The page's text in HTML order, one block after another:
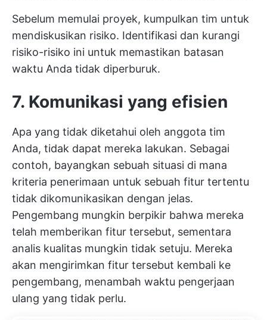
Sebelum memulai proyek, kumpulkan tim untuk
mendiskusikan risiko. Identifikasi dan kurangi
risiko-risiko ini untuk memastikan batasan
waktu Anda tidak diperburuk.
7. Komunikasi yang efisien
Apa yang tidak diketahui oleh anggota tim
Anda, tidak dapat mereka lakukan. Sebagai
contoh, bayangkan sebuah situasi di mana
kriteria penerimaan untuk sebuah fitur tertentu
tidak dikomunikasikan dengan jelas.
Pengembang mungkin berpikir bahwa mereka
telah memberikan fitur tersebut, sementara
analis kualitas mungkin tidak setuju. Mereka
akan mengirimkan fitur tersebut kembali ke
pengembang, menambah waktu pengerjaan
ulang yang tidak perlu.